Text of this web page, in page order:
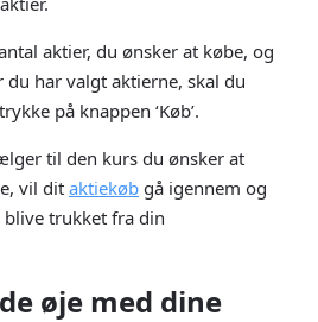
aktier, du ønsker at købe, og
du har valgt aktierne, skal du
på knappen ‘Køb’.
til den kurs du ønsker at
vil dit aktiekøb gå igennem og
trukket fra din
øje med dine